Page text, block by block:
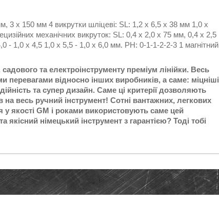
3 x 150 мм 4 викрутки шліцеві: SL: 1,2 x 6,5 х 38 мм 1,0 х
механічних викруток: SL: 0,4 х 2,0 х 75 мм, 0,4 х 2,5
1,0 х 4,5 1,0 х 5,5 - 1,0 х 6,0 мм. PH: 0-1-1-2-2-3 1 магнітний
та електроінструменту преміум лінійки. Весь
перевагами відносно інших виробників, а саме: міцніші
та супер дизайн. Саме ці критерії дозволяють
весь ручний інструмент! Сотні вантажних, легкових
у якості GM і роками використовують саме цей
німецький інструмент з гарантією? Тоді тобі